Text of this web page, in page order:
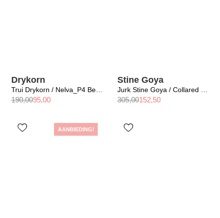
Drykorn
Trui Drykorn / Nelva_P4 Beige 1903
190,0095,00
Stine Goya
305,00152,50
AANBIEDING!